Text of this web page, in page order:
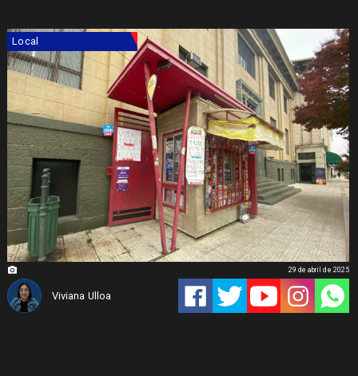
Local
Viviana Ulloa
29 de abril de 2025